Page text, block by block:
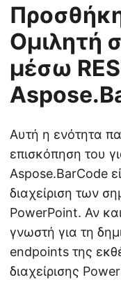
Ομιλητή
μέσω
Αυτή η ενότητα
επισκόπηση του
Aspose.BarCode
διαχείριση των
PowerPoint. Αν
γνωστή για τη
endpoints της
διαχείρισης